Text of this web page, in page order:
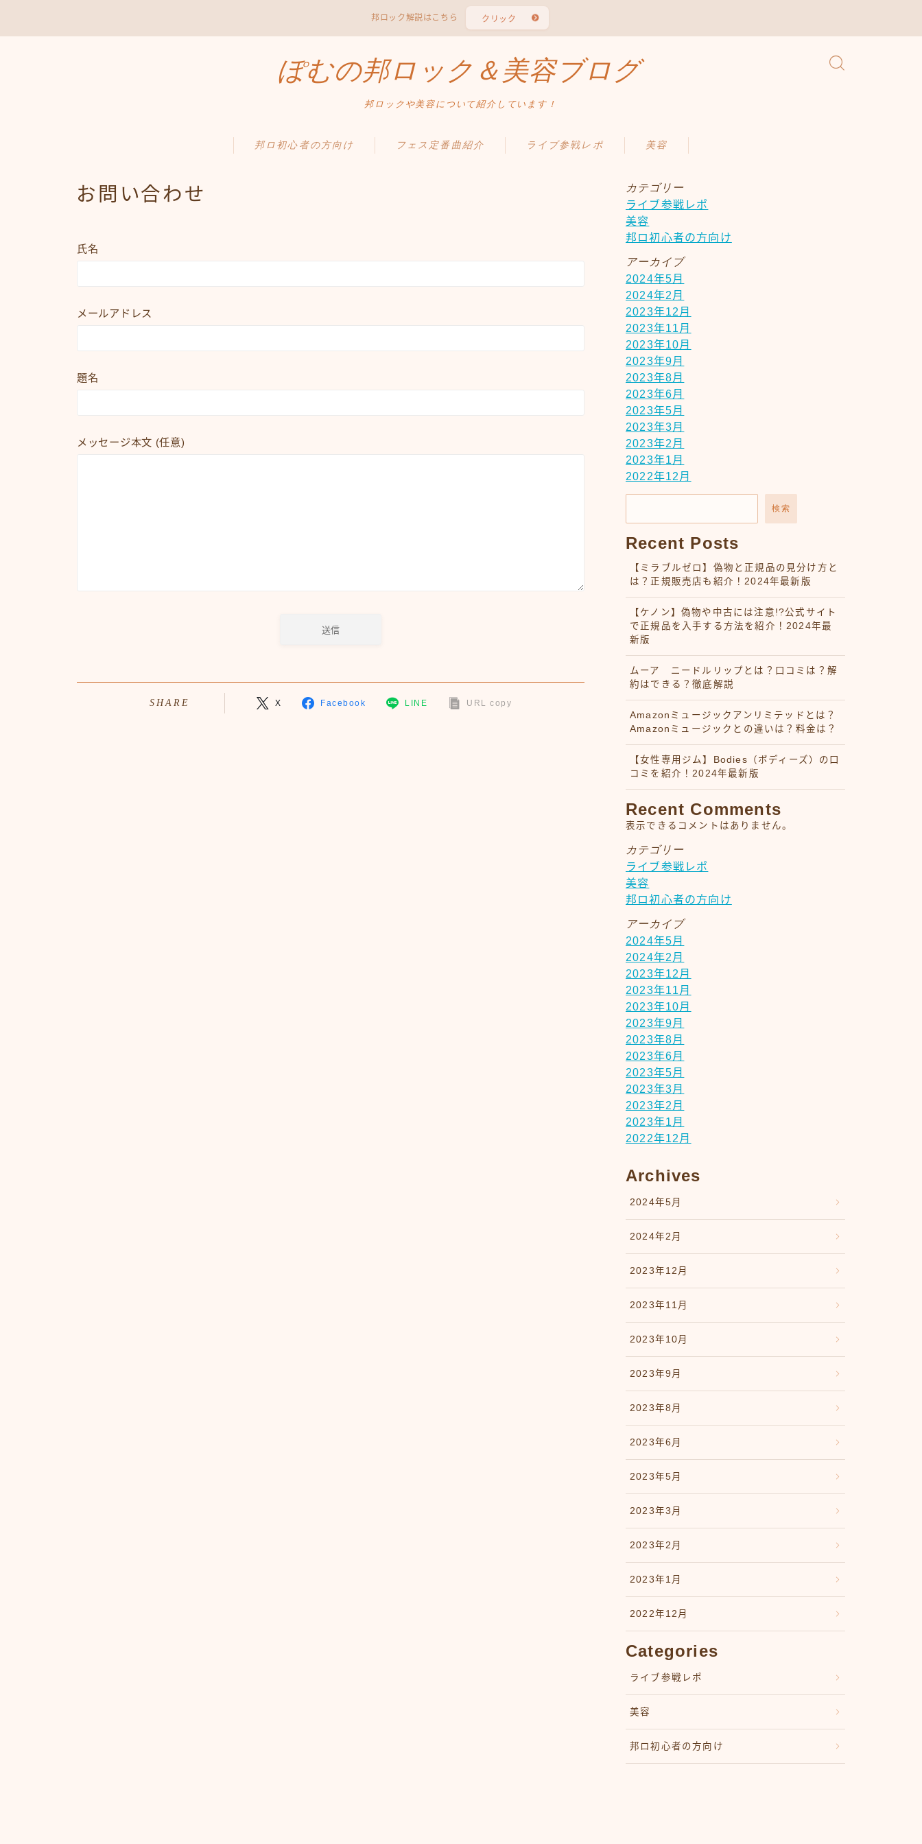
邦ロック解説はこちら クリック
ぽむの邦ロック＆美容ブログ
邦ロックや美容について紹介しています！
邦ロ初心者の方向け フェス定番曲紹介 ライブ参戦レポ 美容
お問い合わせ
氏名
メールアドレス
題名
メッセージ本文 (任意)
SHARE X Facebook LINE URL copy
カテゴリー
ライブ参戦レポ
美容
邦ロ初心者の方向け
アーカイブ
2024年5月
2024年2月
2023年12月
2023年11月
2023年10月
2023年9月
2023年8月
2023年6月
2023年5月
2023年3月
2023年2月
2023年1月
2022年12月
検索
Recent Posts
【ミラブルゼロ】偽物と正規品の見分け方と
は？正規販売店も紹介！2024年最新版
【ケノン】偽物や中古には注意!?公式サイト
で正規品を入手する方法を紹介！2024年最
新版
ムーア ニードルリップとは？口コミは？解
約はできる？徹底解説
Amazonミュージックアンリミテッドとは？
Amazonミュージックとの違いは？料金は？
【女性専用ジム】Bodies（ボディーズ）の口
コミを紹介！2024年最新版
Recent Comments
表示できるコメントはありません。
カテゴリー
ライブ参戦レポ
美容
邦ロ初心者の方向け
アーカイブ
2024年5月
2024年2月
2023年12月
2023年11月
2023年10月
2023年9月
2023年8月
2023年6月
2023年5月
2023年3月
2023年2月
2023年1月
2022年12月
Archives
2024年5月
2024年2月
2023年12月
2023年11月
2023年10月
2023年9月
2023年8月
2023年6月
2023年5月
2023年3月
2023年2月
2023年1月
2022年12月
Categories
ライブ参戦レポ
美容
邦ロ初心者の方向け